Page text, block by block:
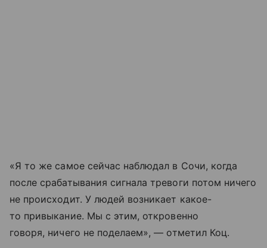
«Я то же самое сейчас наблюдал в Сочи, когда
после срабатывания сигнала тревоги потом ничего
не происходит. У людей возникает какое-
то привыкание. Мы с этим, откровенно
говоря, ничего не поделаем», — отметил Коц.